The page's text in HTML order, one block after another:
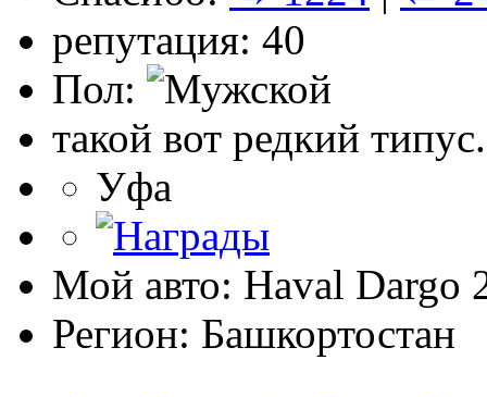
репутация: 40
Пол:
такой вот редкий
Уфа
Мой авто: Haval Dargo
Регион: Башкортостан